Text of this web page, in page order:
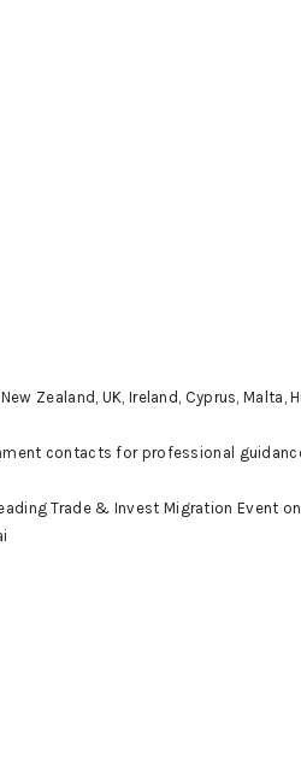
Zealand, UK, Ireland, Cyprus, Malta,
contacts for professional
Trade & Invest Migration Event on